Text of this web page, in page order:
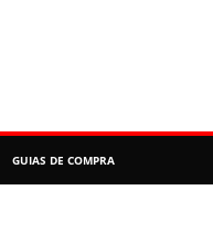
GUIAS DE COMPRA